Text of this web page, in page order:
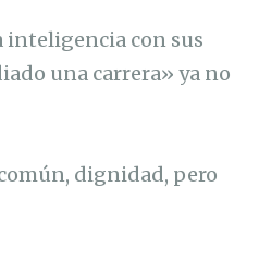
inteligencia con sus
una carrera» ya no
dignidad, pero